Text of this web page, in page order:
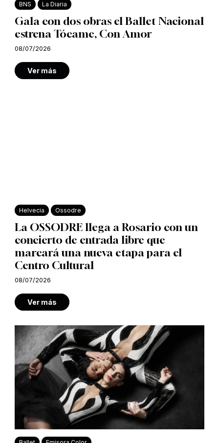
BNS La Diaria
Gala con dos obras el Ballet Nacional
estrena Tócame, Con Amor
08/07/2026
Ver más
Helvecia Ossodre
La OSSODRE llega a Rosario con un
concierto de entrada libre que
marcará una nueva etapa para el
Centro Cultural
08/07/2026
Ver más